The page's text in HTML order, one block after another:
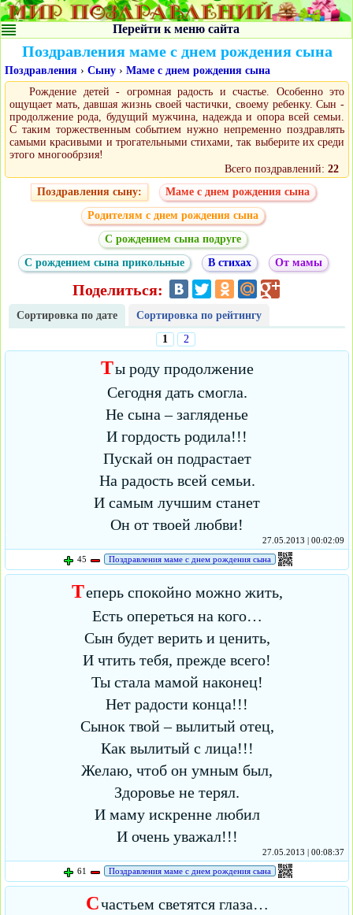
Перейти к меню сайта
Поздравления маме с днем рождения сына
Поздравления › Сыну › Маме с днем рождения сына
Рождение детей - огромная радость и счастье. Особенно это
ощущает мать, давшая жизнь своей частички, своему ребенку. Сын -
продолжение рода, будущий мужчина, надежда и опора всей семьи.
С таким торжественным событием нужно непременно поздравлять
самыми красивыми и трогательными стихами, так выберите их среди
этого многообрзия!
Всего поздравлений: 22
Поздравления сыну:
Маме с днем рождения сына
Родителям с днем рождения сына
С рождением сына подруге
С рождением сына прикольные
В стихах От мамы
Поделиться:
Сортировка по дате
Сортировка по рейтингу
1
2
Ты роду продолжение
Сегодня дать смогла.
Не сына – загляденье
И гордость родила!!!
Пускай он подрастает
На радость всей семьи.
И самым лучшим станет
Он от твоей любви!
27.05.2013 | 00:02:09
45
Поздравления маме с днем рождения сына
Теперь спокойно можно жить,
Есть опереться на кого…
Сын будет верить и ценить,
И чтить тебя, прежде всего!
Ты стала мамой наконец!
Нет радости конца!!!
Сынок твой – вылитый отец,
Как вылитый с лица!!!
Желаю, чтоб он умным был,
Здоровье не терял.
И маму искренне любил
И очень уважал!!!
27.05.2013 | 00:08:37
61
Поздравления маме с днем рождения сына
Счастьем светятся глаза…